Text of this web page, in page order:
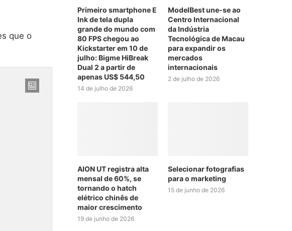
que o
Primeiro smartphone E
Ink de tela dupla
grande do mundo com
80 FPS chegou ao
Kickstarter em 10 de
julho: Bigme HiBreak
Dual 2 a partir de
apenas US$ 544,50
14 de julho de 2026
ModelBest une-se ao
Centro Internacional
da Indústria
Tecnológica de Macau
para expandir os
mercados
internacionais
2 de julho de 2026
AION UT registra alta
mensal de 60%, se
tornando o hatch
elétrico chinês de
maior crescimento
19 de junho de 2026
Selecionar fotografias
para o marketing
15 de junho de 2026